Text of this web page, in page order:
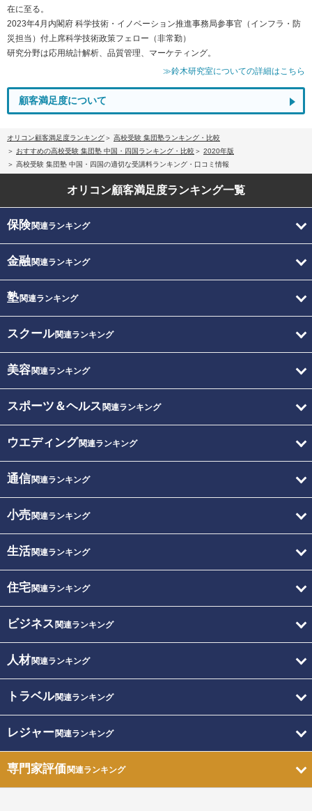
在に至る。
2023年4月内閣府 科学技術・イノベーション推進事務局参事官（インフラ・防
災担当）付上席科学技術政策フェロー（非常勤）
研究分野は応用統計解析、品質管理、マーケティング。
≫鈴木研究室についての詳細はこちら
顧客満足度について
オリコン顧客満足度ランキング
高校受験 集団塾ランキング・比較
おすすめの高校受験 集団塾 中国・四国ランキング・比較
2020年版
高校受験 集団塾 中国・四国の適切な受講料ランキング・口コミ情報
オリコン顧客満足度ランキング一覧
保険関連ランキング
金融関連ランキング
塾関連ランキング
スクール関連ランキング
美容関連ランキング
スポーツ＆ヘルス 関連ランキング
ウエディング関連ランキング
通信関連ランキング
小売関連ランキング
生活関連ランキング
住宅関連ランキング
ビジネス 関連ランキング
人材関連ランキング
トラベル関連ランキング
レジャー関連ランキング
専門家評価関連ランキング